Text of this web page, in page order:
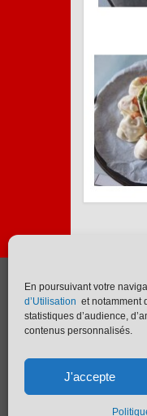
En poursuivant votre
d’Utilisation et notamment
statistiques d’audience,
contenus personnalisés.
J'accepte
AFB
Activités